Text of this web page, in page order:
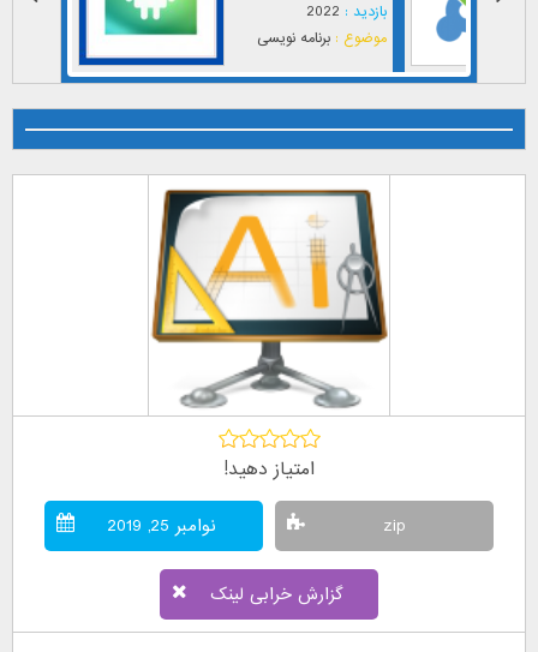
بازدید : 2022
موضوع : برنامه نویسی
امتیاز دهید!
zip نوامبر 25, 2019
گزارش خرابی لینک